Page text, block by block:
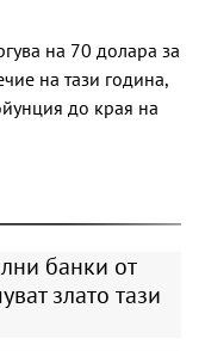
на 70 долара за
на тази година,
до края на
банки от
злато тази